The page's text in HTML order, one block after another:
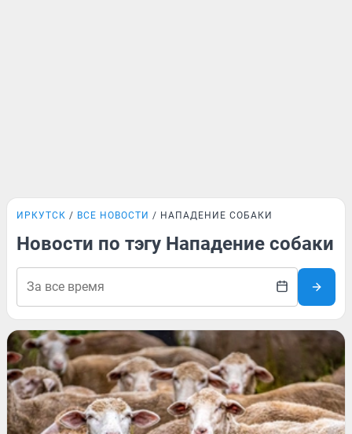
ИРКУТСК ВСЕ НОВОСТИ НАПАДЕНИЕ СОБАКИ
Новости по тэгу Нападение собаки